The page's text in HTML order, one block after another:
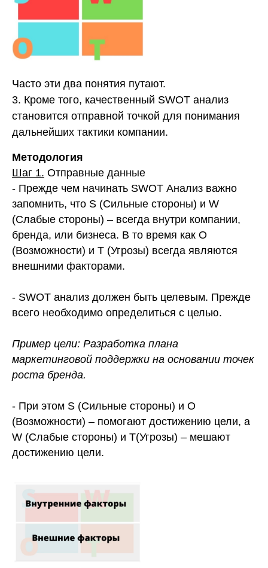
Часто эти два понятия путают.
3. Кроме того, качественный SWOT анализ
становится отправной точкой для понимания
дальнейших тактики компании.
Методология
Шаг 1. Отправные данные
- Прежде чем начинать SWOT Анализ важно
запомнить, что S (Сильные стороны) и W
(Слабые стороны) – всегда внутри компании,
бренда, или бизнеса. В то время как O
(Возможности) и T (Угрозы) всегда являются
внешними факторами.
- SWOT анализ должен быть целевым. Прежде
всего необходимо определиться с целью.
Пример цели: Разработка плана
маркетинговой поддержки на основании точек
роста бренда.
- При этом S (Сильные стороны) и O
(Возможности) – помогают достижению цели, а
W (Слабые стороны) и T(Угрозы) – мешают
достижению цели.